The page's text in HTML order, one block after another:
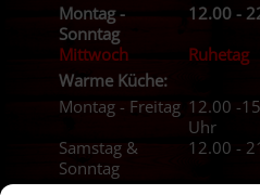
Montag -
Sonntag
12.00 -
Mittwoch
Ruhetag
Warme Küche:
Montag - Freitag 12.00 -
Uhr
Samstag &
Sonntag
12.00 -